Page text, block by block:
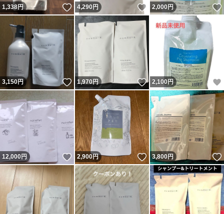
1,338円 いいね！
4,290円 いいね！
2,000円
3,150円 いいね！
1,970円 いいね！
2,100円
12,000円 いいね！
2,900円 いいね！
3,800円